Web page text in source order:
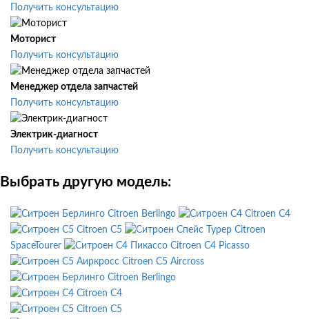
Получить консультацию
Моторист
Получить консультацию
Менеджер отдела запчастей
Получить консультацию
Электрик-диагност
Получить консультацию
Выбрать другую модель:
Citroen Berlingo
Citroen C4
Citroen C5
Citroen
SpaceTourer
Citroen C4 Picasso
Citroen C5 Aircross
Citroen Berlingo
Citroen C4
Citroen C5